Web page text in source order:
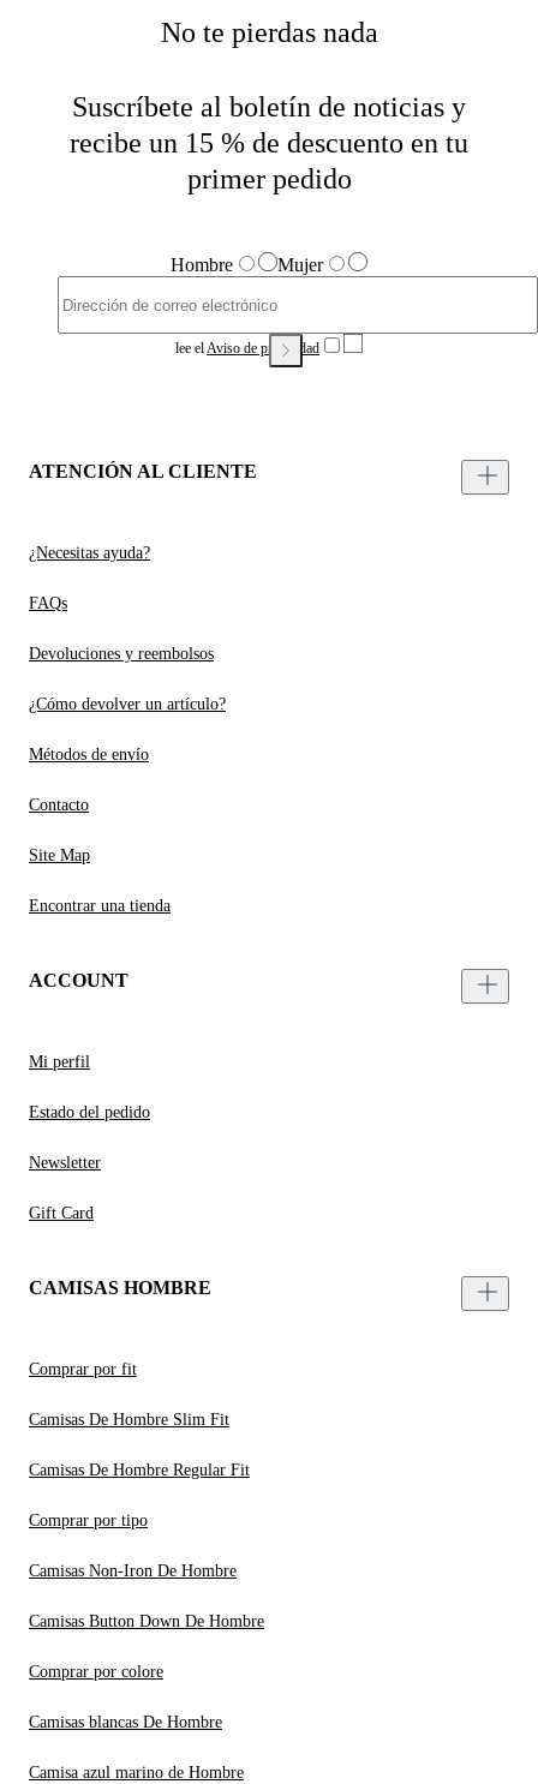
No te pierdas nada
Suscríbete al boletín de noticias y
recibe un 15 % de descuento en tu
primer pedido
Hombre Mujer
lee elAviso de privacidad
ATENCIÓN AL CLIENTE
¿Necesitas ayuda?
FAQs
Devoluciones y reembolsos
¿Cómo devolver un artículo?
Métodos de envío
Contacto
Site Map
Encontrar una tienda
ACCOUNT
Mi perfil
Estado del pedido
Newsletter
Gift Card
CAMISAS HOMBRE
Comprar por fit
Camisas De Hombre Slim Fit
Camisas De Hombre Regular Fit
Comprar por tipo
Camisas Non-Iron De Hombre
Camisas Button Down De Hombre
Comprar por colore
Camisas blancas De Hombre
Camisa azul marino de Hombre